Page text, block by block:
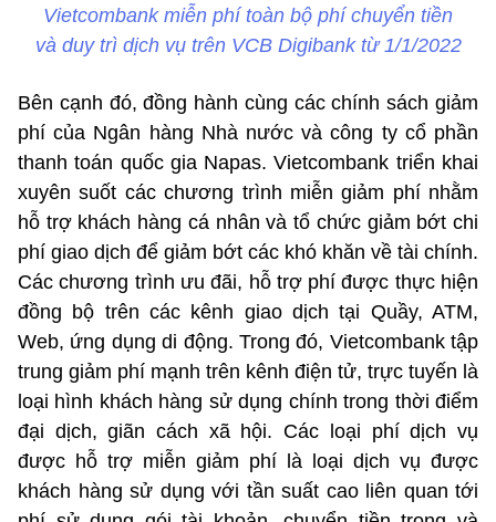
Vietcombank miễn phí toàn bộ phí chuyển tiền
và duy trì dịch vụ trên VCB Digibank từ 1/1/2022
Bên cạnh đó, đồng hành cùng các chính sách giảm
phí của Ngân hàng Nhà nước và công ty cổ phần
thanh toán quốc gia Napas. Vietcombank triển khai
xuyên suốt các chương trình miễn giảm phí nhằm
hỗ trợ khách hàng cá nhân và tổ chức giảm bớt chi
phí giao dịch để giảm bớt các khó khăn về tài chính.
Các chương trình ưu đãi, hỗ trợ phí được thực hiện
đồng bộ trên các kênh giao dịch tại Quầy, ATM,
Web, ứng dụng di động. Trong đó, Vietcombank tập
trung giảm phí mạnh trên kênh điện tử, trực tuyến là
loại hình khách hàng sử dụng chính trong thời điểm
đại dịch, giãn cách xã hội. Các loại phí dịch vụ
được hỗ trợ miễn giảm phí là loại dịch vụ được
khách hàng sử dụng với tần suất cao liên quan tới